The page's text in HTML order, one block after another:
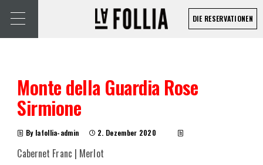
DIE RESERVATIONEN
Monte della Guardia Rose
Sirmione
By lafollia-admin 2. Dezember 2020
Cabernet Franc | Merlot